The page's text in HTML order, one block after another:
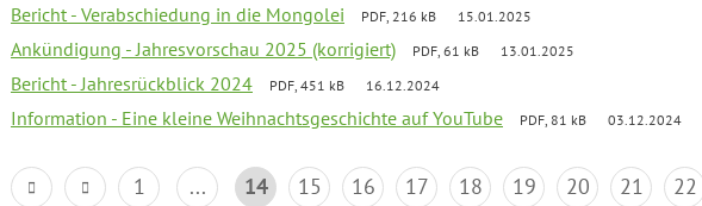
Bericht - Verabschiedung in die Mongolei PDF, 216 kB 15.01.2025
Ankündigung - Jahresvorschau 2025 (korrigiert) PDF, 61 kB 13.01.2025
Bericht - Jahresrückblick 2024 PDF, 451 kB 16.12.2024
Information - Eine kleine Weihnachtsgeschichte auf YouTube PDF, 81 kB 03.12.2024
1 ... 14 15 16 17 18 19 20 21 22